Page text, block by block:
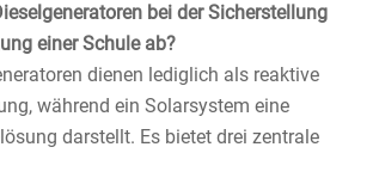
bei der Sicherstellung
einer Schule ab?
dienen lediglich als reaktive
während ein Solarsystem eine
darstellt. Es bietet drei zentrale